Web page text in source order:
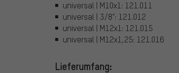
universal | M10x1: 121.011
universal | 3/8": 121.012
universal | M12x1: 121.015
universal | M12x1,25: 121.016
Lieferumfang: